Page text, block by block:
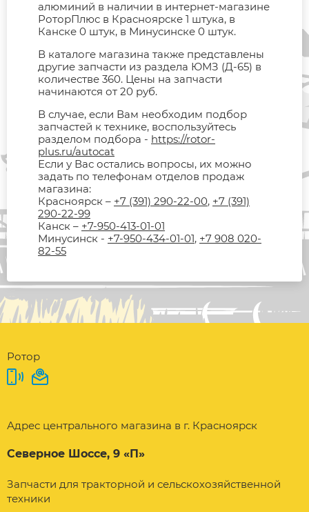
алюминий в наличии в интернет-магазине
РоторПлюс в Красноярске 1 штука, в
Канске 0 штук, в Минусинске 0 штук.
В каталоге магазина также представлены
другие запчасти из раздела ЮМЗ (Д-65) в
количестве 360. Цены на запчасти
начинаются от 20 руб.
В случае, если Вам необходим подбор
запчастей к технике, воспользуйтесь
разделом подбора - https://rotor-
plus.ru/autocat
Если у Вас остались вопросы, их можно
задать по телефонам отделов продаж
магазина:
Красноярск – +7 (391) 290-22-00, +7 (391)
290-22-99
Канск – +7-950-413-01-01
Минусинск - +7-950-434-01-01, +7 908 020-
82-55
Ротор
Адрес центрального магазина в г. Красноярск
Северное Шоссе, 9 «П»
Запчасти для тракторной и сельскохозяйственной
техники